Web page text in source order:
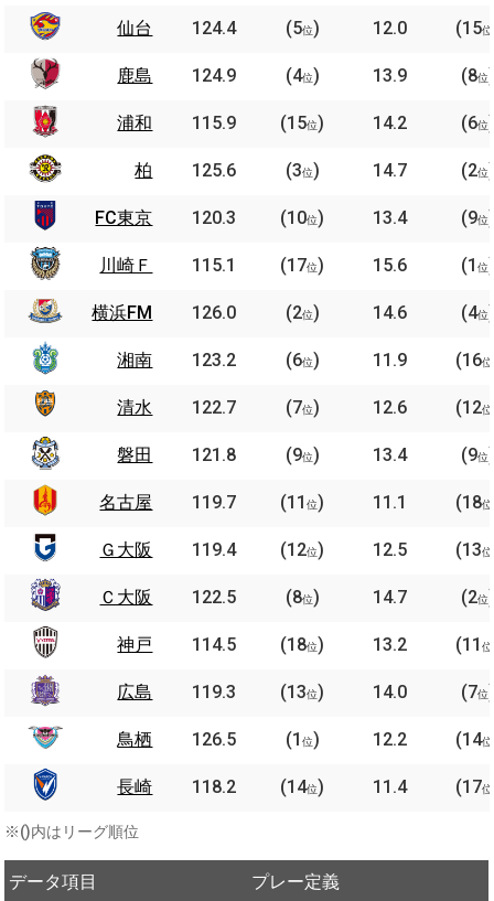
仙台 124.4 (5位) 12.0 (15位
鹿島 124.9 (4位) 13.9 (8位)
浦和 115.9 (15位) 14.2 (6位)
柏 125.6 (3位) 14.7 (2位)
FC東京 120.3 (10位) 13.4 (9位)
川崎Ｆ 115.1 (17位) 15.6 (1 位)
横浜FM 126.0 (2位) 14.6 (4位)
湘南 123.2 (6位) 11.9 (16位
清水 122.7 (7位) 12.6 (12位
磐田 121.8 (9位) 13.4 (9位)
名古屋 119.7 (11位) 11.1 (18位
Ｇ大阪 119.4 (12位) 12.5 (13位
Ｃ大阪 122.5 (8位) 14.7 (2位)
神戸 114.5 (18位) 13.2 (11位
広島 119.3 (13位) 14.0 (7位)
鳥栖 126.5 (1 位) 12.2 (14位
長崎 118.2 (14位) 11.4 (17位
※()内はリーグ順位
データ項目 プレー定義